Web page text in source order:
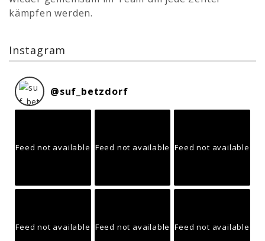
kämpfen werden.
Instagram
@suf_betzdorf
Feed not available Feed not available Feed not available
Feed not available Feed not available Feed not available